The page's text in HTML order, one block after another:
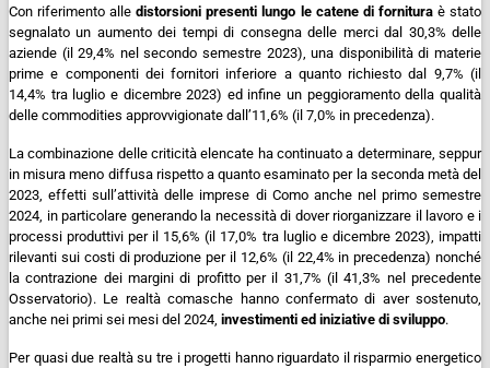
Con riferimento alledistorsioni presenti lungo le catene di fornituraè stato
segnalato un aumento dei tempi di consegna delle merci dal 30,3% delle
aziende (il 29,4% nel secondo semestre 2023), una disponibilità di materie
prime e componenti dei fornitori inferiore a quanto richiesto dal 9,7% (il
14,4% tra luglio e dicembre 2023) ed infine un peggioramento della qualità
delle commodities approvvigionate dall’11,6% (il 7,0% in precedenza).
La combinazione delle criticità elencate ha continuato a determinare, seppur
in misura meno diffusa rispetto a quanto esaminato per la seconda metà del
2023, effetti sull’attività delle imprese di Como anche nel primo semestre
2024, in particolare generando la necessità di dover riorganizzare il lavoro e i
processi produttivi per il 15,6% (il 17,0% tra luglio e dicembre 2023), impatti
rilevanti sui costi di produzione per il 12,6% (il 22,4% in precedenza) nonché
la contrazione dei margini di profitto per il 31,7% (il 41,3% nel precedente
Osservatorio). Le realtà comasche hanno confermato di aver sostenuto,
anche nei primi sei mesi del 2024, investimenti ed iniziative di sviluppo.
Per quasi due realtà su tre i progetti hanno riguardato il risparmio energetico